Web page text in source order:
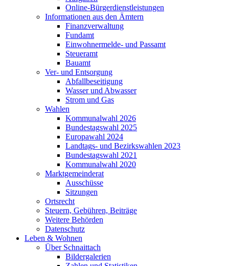
Online-Bürgerdienstleistungen
Informationen aus den Ämtern
Finanzverwaltung
Fundamt
Einwohnermelde- und Passamt
Steueramt
Bauamt
Ver- und Entsorgung
Abfallbeseitigung
Wasser und Abwasser
Strom und Gas
Wahlen
Kommunalwahl 2026
Bundestagswahl 2025
Europawahl 2024
Landtags- und Bezirkswahlen 2023
Bundestagswahl 2021
Kommunalwahl 2020
Marktgemeinderat
Ausschüsse
Sitzungen
Ortsrecht
Steuern, Gebühren, Beiträge
Weitere Behörden
Datenschutz
Leben & Wohnen
Über Schnaittach
Bildergalerien